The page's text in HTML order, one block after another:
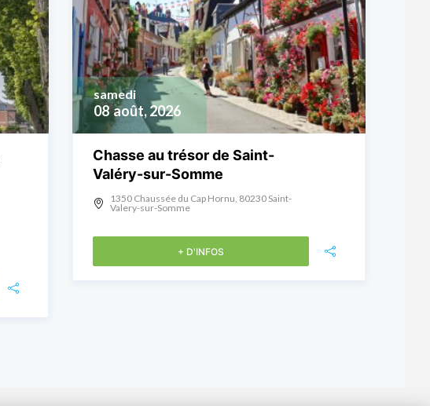
08 août, 2026
samedi
Chasse au trésor de Saint-
Valéry-sur-Somme
1350 Chaussée du Cap Hornu, 80230 Saint-
Valery-sur-Somme
+ D'INFOS